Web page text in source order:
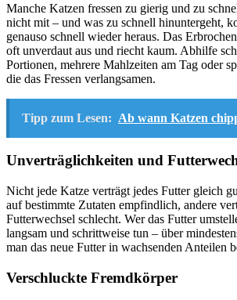
Manche Katzen fressen zu gierig und zu
nicht mit – und was zu schnell hinuntergeht,
genauso schnell wieder heraus. Das
oft unverdaut aus und riecht kaum. Abhilfe
Portionen, mehrere Mahlzeiten am Tag oder
die das Fressen verlangsamen.
Tipp zum Lesen: Ab wann Katzen
Unverträglichkeiten und
Nicht jede Katze verträgt jedes Futter gleich
auf bestimmte Zutaten empfindlich, andere
Futterwechsel schlecht. Wer das Futter
langsam und schrittweise tun – über
man das neue Futter in wachsenden Anteilen
Verschluckte Fremdkörper